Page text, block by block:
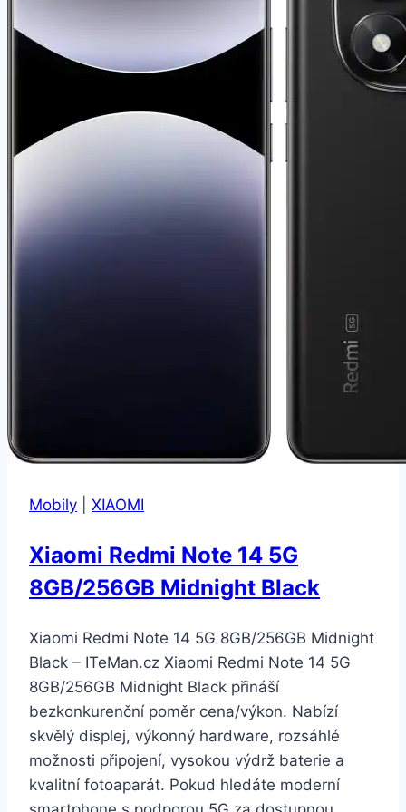
Mobily XIAOMI
Xiaomi Redmi Note 14 5G
8GB/256GB Midnight Black
Xiaomi Redmi Note 14 5G 8GB/256GB Midnight
Black – ITeMan.cz Xiaomi Redmi Note 14 5G
8GB/256GB Midnight Black přináší
bezkonkurenční poměr cena/výkon. Nabízí
skvělý displej, výkonný hardware, rozsáhlé
možnosti připojení, vysokou výdrž baterie a
kvalitní fotoaparát. Pokud hledáte moderní